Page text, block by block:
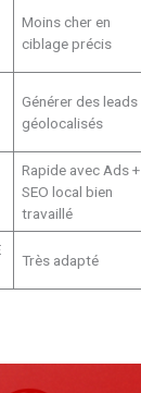
Moins cher en
ciblage précis
Générer des leads
géolocalisés
Rapide avec Ads +
SEO local bien
travaillé
Très adapté